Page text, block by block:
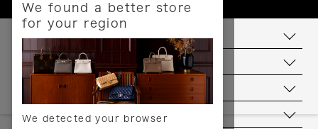
We found a better store
for your region
We detected your browser
お支払いについて
配送について
送料について
返品について